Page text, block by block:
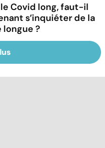
Covid long, faut-il
s’inquiéter de la
longue ?